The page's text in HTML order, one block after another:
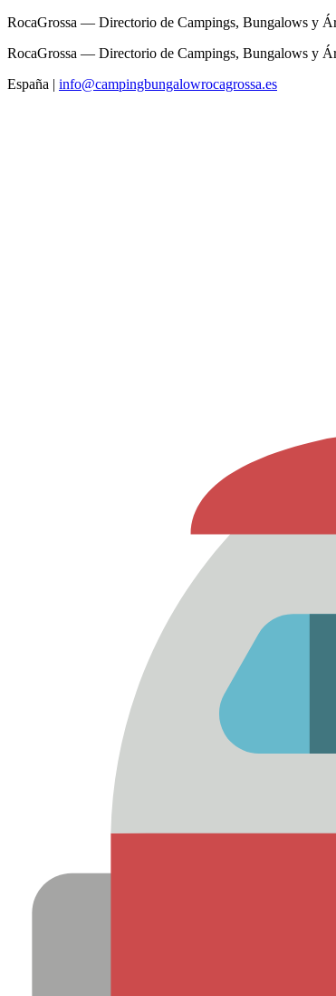
RocaGrossa — Directorio de Campings, Bungalows y
RocaGrossa — Directorio de Campings, Bungalows y
España | info@campingbungalowrocagrossa.es